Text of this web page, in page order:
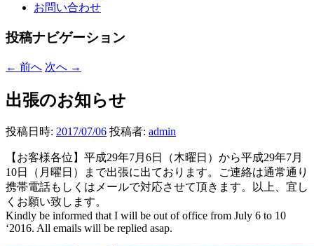
お問い合わせ
投稿ナビゲーション
← 前へ 次へ →
出張のお知らせ
投稿日時: 2017/07/06 投稿者: admin
【お客様各位】平成29年7月6日（木曜日）から平成29年7月
10日（月曜日）まで出張に出ております。ご連絡は通常通り
携帯電話もしくはメールで対応させて頂きます。以上、宜し
くお願い致します。
Kindly be informed that I will be out of office from July 6 to 10
‘2016. All emails will be replied asap.